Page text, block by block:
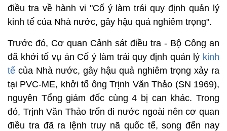
điều tra về hành vi "Cố ý làm trái quy định quản lý
kinh tế của Nhà nước, gây hậu quả nghiêm trọng".
Trước đó, Cơ quan Cảnh sát điều tra - Bộ Công an
đã khởi tố vụ án Cố ý làm trái quy định quản lý kinh
tế của Nhà nước, gây hậu quả nghiêm trọng xảy ra
tại PVC-ME, khởi tố ông Trịnh Văn Thảo (SN 1969),
nguyên Tổng giám đốc cùng 4 bị can khác. Trong
đó, Trịnh Văn Thảo trốn đi nước ngoài nên cơ quan
điều tra đã ra lệnh truy nã quốc tế, song đến nay